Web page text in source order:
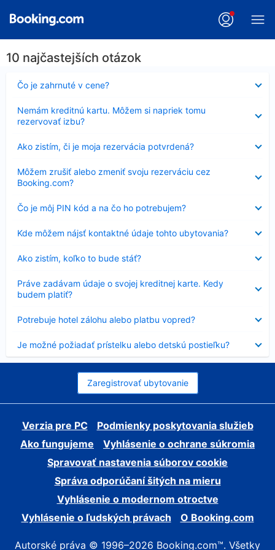
10 najčastejších otázok
Čo je zahrnuté v cene?
Nezobrazuje
sa
Nemám kreditnú kartu. Môžem si napriek tomu
rezervovať izbu?
sa
Ako zistím, či je moja rezervácia potvrdená?
sa
Môžem zrušiť alebo zmeniť svoju rezerváciu cez
Booking.com?
sa
Čo je môj PIN kód a na čo ho potrebujem?
Nezobrazuje
sa
Kde môžem nájsť kontaktné údaje tohto ubytovania?
sa
Ako zistím, koľko to bude stáť?
sa
Práve zadávam údaje o svojej kreditnej karte. Kedy
budem platiť?
sa
Potrebuje hotel zálohu alebo platbu vopred?
sa
Je možné požiadať prístelku alebo detskú postieľku?
sa
Zaregistrovať ubytovanie
Verzia pre PC
Podmienky poskytovania služieb
Ako fungujeme
Vyhlásenie o ochrane súkromia
Spravovať nastavenia súborov cookie
Správa odporúčaní šitých na mieru
Vyhlásenie o modernom otroctve
Vyhlásenie o ľudských právach
O Booking.com
Autorské práva © 1996–2026 Booking.com™. Všetky